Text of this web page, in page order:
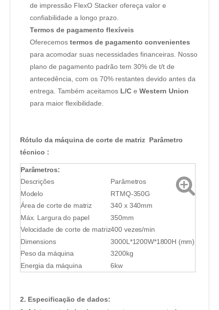
de impressão FlexO Stacker ofereça valor e
confiabilidade a longo prazo.
Termos de pagamento flexíveis
Oferecemos termos de pagamento convenientes
para acomodar suas necessidades financeiras. Nosso
plano de pagamento padrão tem 30% de t/t de
antecedência, com os 70% restantes devido antes da
entrega. Também aceitamos L/C e Western Union
para maior flexibilidade.
Rótulo da máquina de corte de matriz Parâmetro
técnico :
Parâmetros:
Descrições
Parâmetros
Modelo
RTMQ-350G
Área de corte de matriz
340 x 340mm
Máx. Largura do papel
350mm
Velocidade de corte de matriz400 vezes/min
Dimensions
3000L*1200W*1800H (mm)
Peso da máquina
3200kg
Energia da máquina
6kw
2. Especificação de dados: